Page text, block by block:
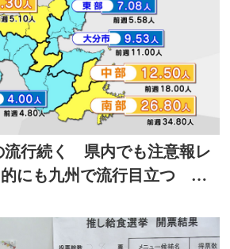
流行続く 県内でも注意報レ
にも九州で流行目立つ 大